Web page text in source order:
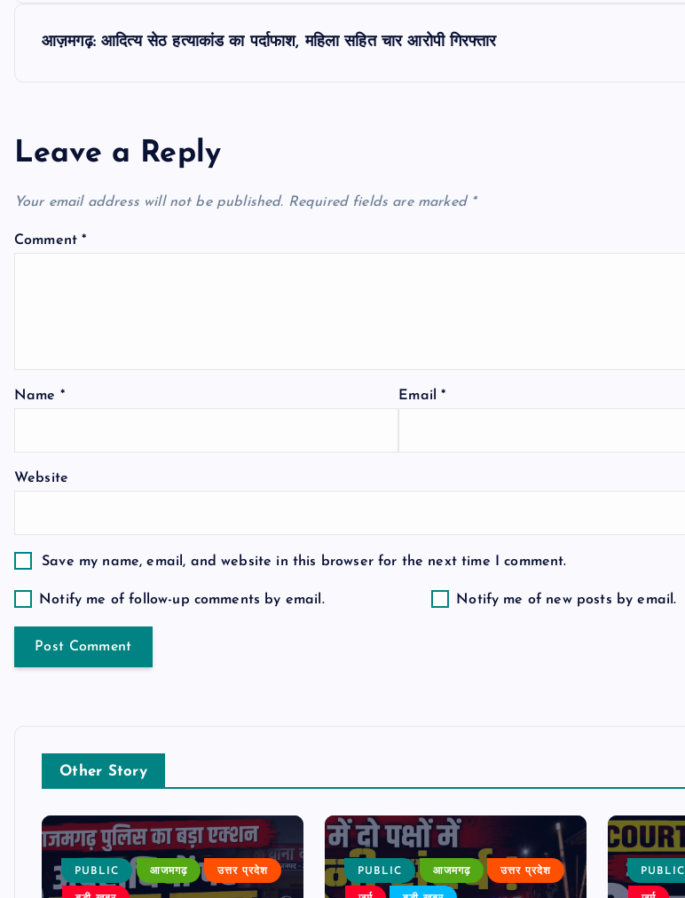
n
a
v
a
i
o
n
आज़मगढ़: आदित्य सेठ हत्याकांड का पर्दाफाश, महिला सहित चार आरोपी गिरफ्तार
Leave a Reply
Your email address will not be published. Required fields are marked *
Comment*
Name * Email*
Website
Save my name, email, and website in this browser for the next time I comment.
Notify me of follow-up comments by email. Notify me of new posts by email.
Other Story
PUBLIC आजमगढ़ उत्तर प्रदेश PUBLIC आजमगढ़ उत्तर प्रदेश PUBLIC